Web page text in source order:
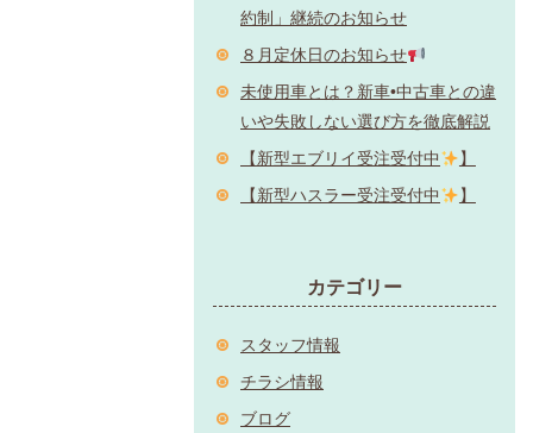
約制」継続のお知らせ
８月定休日のお知らせ
未使用車とは？新車•中古車との違
いや失敗しない選び方を徹底解説
【新型エブリイ受注受付中
】
【新型ハスラー受注受付中
】
カテゴリー
スタッフ情報
チラシ情報
ブログ